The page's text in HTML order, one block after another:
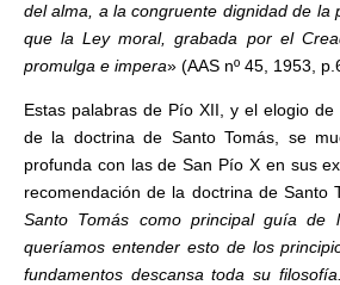
del alma, a la congruente dignidad de la
que la Ley moral, grabada por el
promulga e impera» (AAS nº 45, 1953,
Estas palabras de Pío XII, y el elogio de
de la doctrina de Santo Tomás, se
profunda con las de San Pío X en sus
recomendación de la doctrina de Santo
Santo Tomás como principal guía de
queríamos entender esto de los
fundamentos descansa toda su